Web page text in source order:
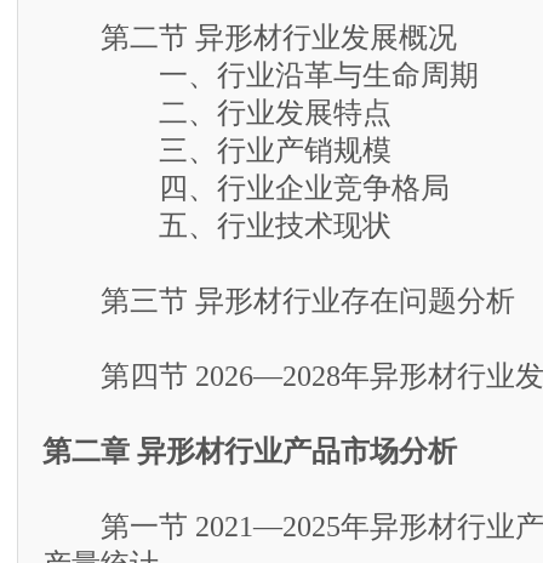
第二节 异形材行业发展概况
一、行业沿革与生命周期
二、行业发展特点
三、行业产销规模
四、行业企业竞争格局
五、行业技术现状
第三节 异形材行业存在问题分析
第四节 2026—2028年异形材行业发
第二章 异形材行业产品市场分析
第一节 2021—2025年异形材行业产